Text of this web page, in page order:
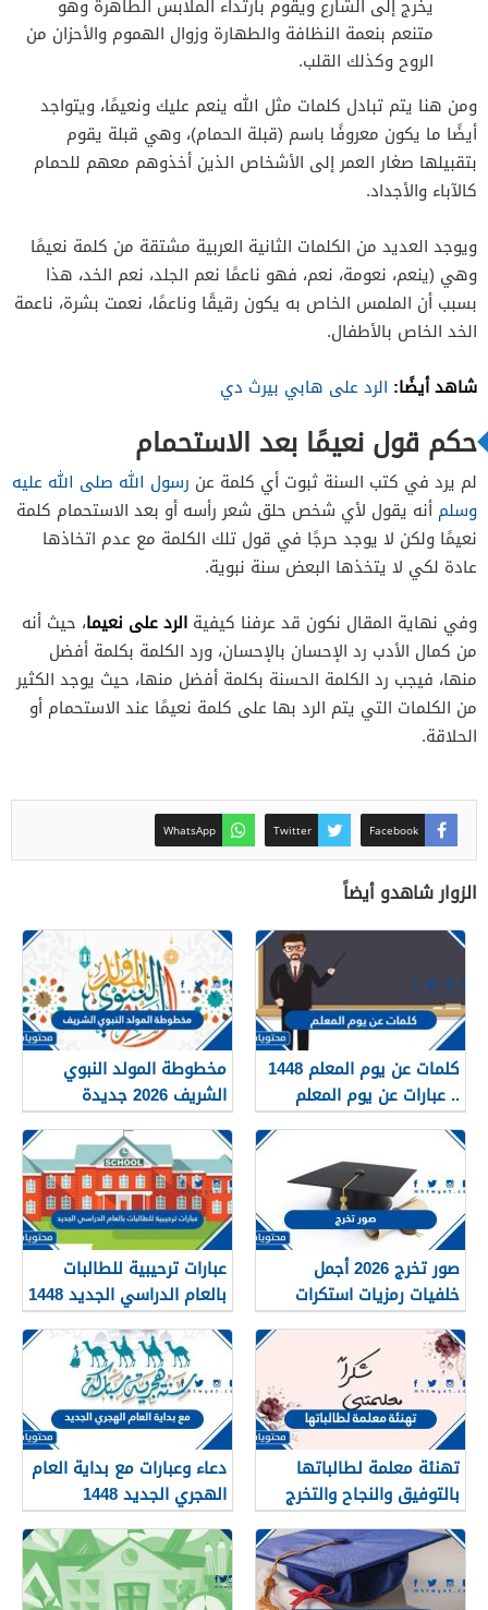
يخرج إلى الشارع ويقوم بارتداء الملابس الطاهرة وهو
متنعم بنعمة النظافة والطهارة وزوال الهموم والأحزان من
الروح وكذلك القلب.
ومن هنا يتم تبادل كلمات مثل الله ينعم عليك ونعيمًا، ويتواجد
أيضًا ما يكون معروفًا باسم (قبلة الحمام)، وهي قبلة يقوم
بتقبيلها صغار العمر إلى الأشخاص الذين أخذوهم معهم للحمام
كالآباء والأجداد.
ويوجد العديد من الكلمات الثانية العربية مشتقة من كلمة نعيمًا
وهي (ينعم، نعومة، نعم، فهو ناعمًا نعم الجلد، نعم الخد، هذا
بسبب أن الملمس الخاص به يكون رقيقًا وناعمًا، نعمت بشرة، ناعمة
الخد الخاص بالأطفال.
شاهد أيضًا: الرد على هابي بيرث دي
حكم قول نعيمًا بعد الاستحمام
لم يرد في كتب السنة ثبوت أي كلمة عن رسول الله صلى الله عليه
وسلم أنه يقول لأي شخص حلق شعر رأسه أو بعد الاستحمام كلمة
نعيمًا ولكن لا يوجد حرجًا في قول تلك الكلمة مع عدم اتخاذها
عادة لكي لا يتخذها البعض سنة نبوية.
وفي نهاية المقال نكون قد عرفنا كيفية الرد على نعيما، حيث أنه
من كمال الأدب رد الإحسان بالإحسان، ورد الكلمة بكلمة أفضل
منها، فيجب رد الكلمة الحسنة بكلمة أفضل منها، حيث يوجد الكثير
من الكلمات التي يتم الرد بها على كلمة نعيمًا عند الاستحمام أو
الحلاقة.
Facebook
Twitter
WhatsApp
الزوار شاهدو أيضاً
كلمات عن يوم المعلم 1448
.. عبارات عن يوم المعلم
مكتوبة 1448
مخطوطة المولد النبوي
الشريف 2026 جديدة
صور تخرج 2026 أجمل
خلفيات رمزيات استكرات
مبروك التخرج 1448
عبارات ترحيبية للطالبات
بالعام الدراسي الجديد 1448
بالصور
تهنئة معلمة لطالباتها
بالتوفيق والنجاح والتخرج
2026
دعاء وعبارات مع بداية العام
الهجري الجديد 1448